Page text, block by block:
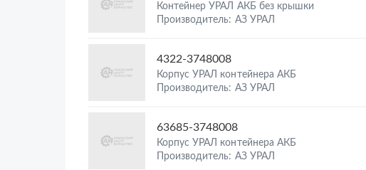
Контейнер УРАЛ АКБ без крышки
Производитель: АЗ УРАЛ
4322-3748008
Корпус УРАЛ контейнера АКБ
Производитель: АЗ УРАЛ
63685-3748008
Корпус УРАЛ контейнера АКБ
Производитель: АЗ УРАЛ